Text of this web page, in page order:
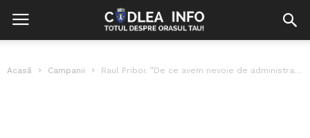
Acasă Campanii Raul Priboi: ”De ce avem nevoie de administrații publice locale care funcționează...